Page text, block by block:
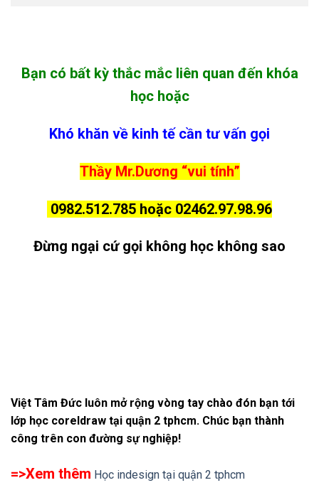
Bạn có bất kỳ thắc mắc liên quan đến khóa
học hoặc
Khó khăn về kinh tế cần tư vấn gọi
Thầy Mr.Dương “vui tính”
0982.512.785 hoặc 02462.97.98.96
Đừng ngại cứ gọi không học không sao
Việt Tâm Đức luôn mở rộng vòng tay chào đón bạn tới
lớp học coreldraw tại quận 2 tphcm. Chúc bạn thành
công trên con đường sự nghiệp!
=>Xem thêm Học indesign tại quận 2 tphcm